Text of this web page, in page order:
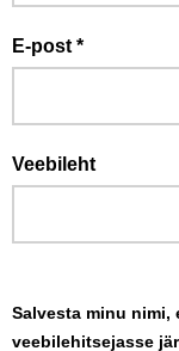
E-post *
Veebileht
Salvesta minu nimi,
veebilehitsejasse